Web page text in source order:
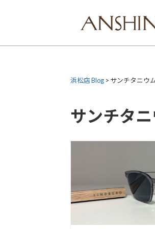
浜松店 Blog > サンチタニウ
サンチタ